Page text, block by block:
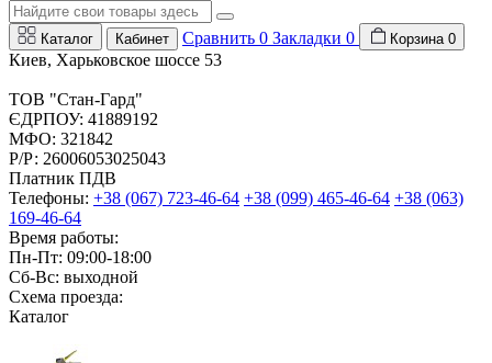
Каталог Кабинет Сравнить 0 Закладки 0 Корзина 0
Киев, Харьковское шоссе 53
ТОВ "Стан-Гард"
ЄДРПОУ: 41889192
МФО: 321842
Р/Р: 26006053025043
Платник ПДВ
Телефоны: +38 (067) 723-46-64 +38 (099) 465-46-64 +38 (063)
169-46-64
Время работы:
Пн-Пт: 09:00-18:00
Сб-Вс: выходной
Схема проезда:
Каталог